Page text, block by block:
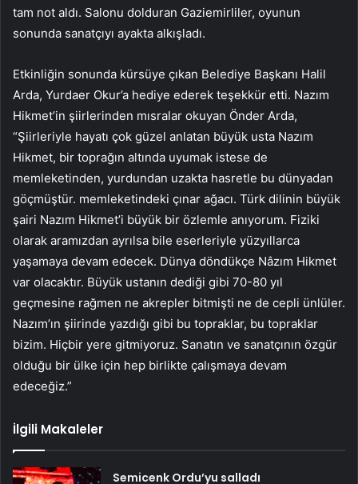
tam not aldı. Salonu dolduran Gaziemirliler, oyunun
sonunda sanatçıyı ayakta alkışladı.
Etkinliğin sonunda kürsüye çıkan Belediye Başkanı Halil
Arda, Yurdaer Okur’a hediye ederek teşekkür etti. Nazım
Hikmet’in şiirlerinden mısralar okuyan Önder Arda,
“Şiirleriyle hayatı çok güzel anlatan büyük usta Nazım
Hikmet, bir toprağın altında uyumak istese de
memleketinden, yurdundan uzakta hasretle bu dünyadan
göçmüştür. memleketindeki çınar ağacı. Türk dilinin büyük
şairi Nazım Hikmet’i büyük bir özlemle anıyorum. Fiziki
olarak aramızdan ayrılsa bile eserleriyle yüzyıllarca
yaşamaya devam edecek. Dünya döndükçe Nâzım Hikmet
var olacaktır. Büyük ustanın dediği gibi 70-80 yıl
geçmesine rağmen ne akrepler bitmişti ne de cepli ünlüler.
Nazım’ın şiirinde yazdığı gibi bu topraklar, bu topraklar
bizim. Hiçbir yere gitmiyoruz. Sanatın ve sanatçının özgür
olduğu bir ülke için hep birlikte çalışmaya devam
edeceğiz.”
İlgili Makaleler
Semicenk Ordu’yu salladı